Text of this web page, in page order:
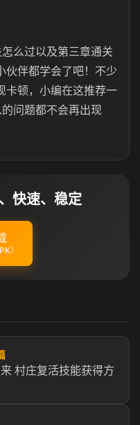
么过以及第三章通关
伙伴都学会了吧！不少
卡顿，小编在这推荐一
问题都不会再出现
快速、稳定
）
村庄复活技能获得方